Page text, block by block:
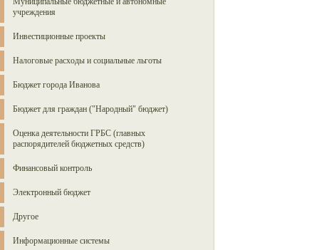
учреждения
Инвестиционные проекты
Налоговые расходы и социальные льготы
Бюджет города Иванова
Бюджет для граждан ("Народный" бюджет)
Оценка деятельности ГРБС (главных
распорядителей бюджетных средств)
Финансовый контроль
Электронный бюджет
Другое
Информационные системы